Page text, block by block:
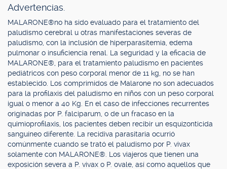
Advertencias.
MALARONE®no ha sido evaluado para el tratamiento del
paludismo cerebral u otras manifestaciones severas de
paludismo, con la inclusión de hiperparasitemia, edema
pulmonar o insuficiencia renal. La seguridad y la eficacia de
MALARONE®, para el tratamiento paludismo en pacientes
pediátricos con peso corporal menor de 11 kg, no se han
establecido. Los comprimidos de Malarone no son adecuados
para la profilaxis del paludismo en niños con un peso corporal
igual o menor a 40 Kg. En el caso de infecciones recurrentes
originadas por P. falciparum, o de un fracaso en la
quimioprofilaxis, los pacientes deben recibir un esquizonticida
sanguíneo diferente. La recidiva parasitaria ocurrió
comúnmente cuando se trató el paludismo por P. vivax
solamente con MALARONE®. Los viajeros que tienen una
exposición severa a P. vivax o P. ovale, así como aquellos que